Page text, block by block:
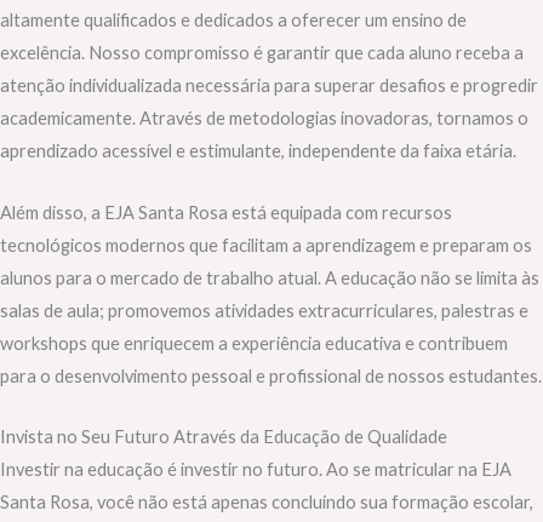
altamente qualificados e dedicados a oferecer um ensino de
excelência. Nosso compromisso é garantir que cada aluno receba a
atenção individualizada necessária para superar desafios e progredir
academicamente. Através de metodologias inovadoras, tornamos o
aprendizado acessível e estimulante, independente da faixa etária.
Além disso, a EJA Santa Rosa está equipada com recursos
tecnológicos modernos que facilitam a aprendizagem e preparam os
alunos para o mercado de trabalho atual. A educação não se limita às
salas de aula; promovemos atividades extracurriculares, palestras e
workshops que enriquecem a experiência educativa e contribuem
para o desenvolvimento pessoal e profissional de nossos estudantes.
Invista no Seu Futuro Através da Educação de Qualidade
Investir na educação é investir no futuro. Ao se matricular na EJA
Santa Rosa, você não está apenas concluindo sua formação escolar,